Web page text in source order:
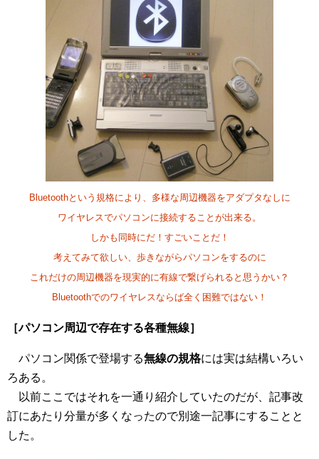
Bluetoothという規格により、多様な周辺機器をアダプタなしに
ワイヤレスでパソコンに接続することが出来る。
しかも同時にだ！すごいことだ！
考えてみて欲しい、歩きながらパソコンをするのに
これだけの周辺機器を現実的に有線で繋げられると思うかい？
Bluetoothでのワイヤレスならば全く困難ではない！
［パソコン周辺で存在する各種無線］
パソコン関係で登場する無線の規格には実は結構いろい
ろある。
以前ここではそれを一通り紹介していたのだが、記事改
訂にあたり分量が多くなったので別途一記事にすることと
した。